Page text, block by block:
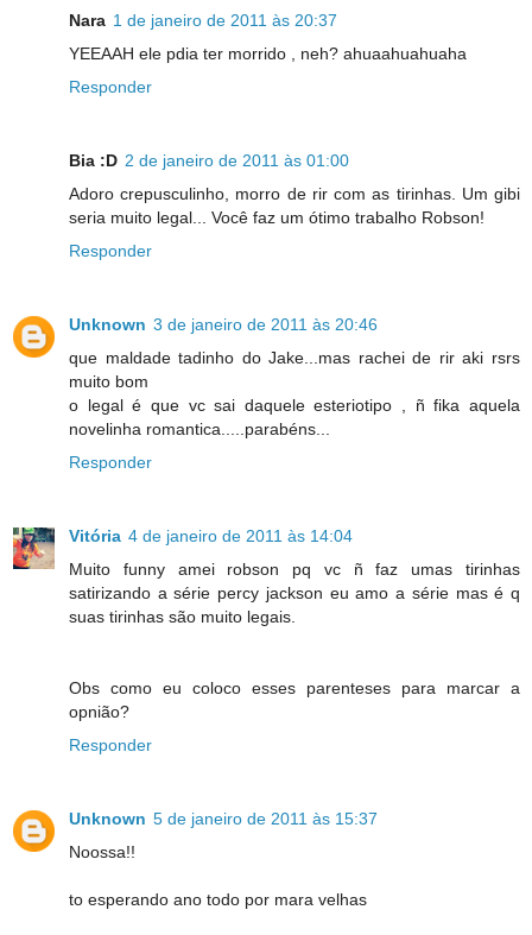
Nara 1 de janeiro de 2011 às 20:37
YEEAAH ele pdia ter morrido , neh? ahuaahuahuaha
Responder
Bia :D 2 de janeiro de 2011 às 01:00
Adoro crepusculinho, morro de rir com as tirinhas. Um gibi
seria muito legal... Você faz um ótimo trabalho Robson!
Responder
Unknown 3 de janeiro de 2011 às 20:46
que maldade tadinho do Jake...mas rachei de rir aki rsrs
muito bom
o legal é que vc sai daquele esteriotipo , ñ fika aquela
novelinha romantica.....parabéns...
Responder
Vitória 4 de janeiro de 2011 às 14:04
Muito funny amei robson pq vc ñ faz umas tirinhas
satirizando a série percy jackson eu amo a série mas é q
suas tirinhas são muito legais.
Obs como eu coloco esses parenteses para marcar a
opnião?
Responder
Unknown 5 de janeiro de 2011 às 15:37
Noossa!!
to esperando ano todo por mara velhas